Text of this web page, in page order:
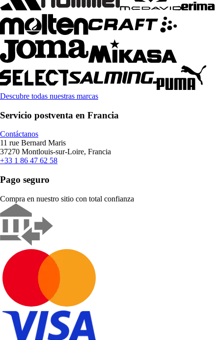
Descubre todas nuestras marcas
Servicio postventa en Francia
Contáctanos
11 rue Bernard Maris
37270 Montlouis-sur-Loire, Francia
+33 1 86 47 62 58
Pago seguro
Compra en nuestro sitio con total confianza